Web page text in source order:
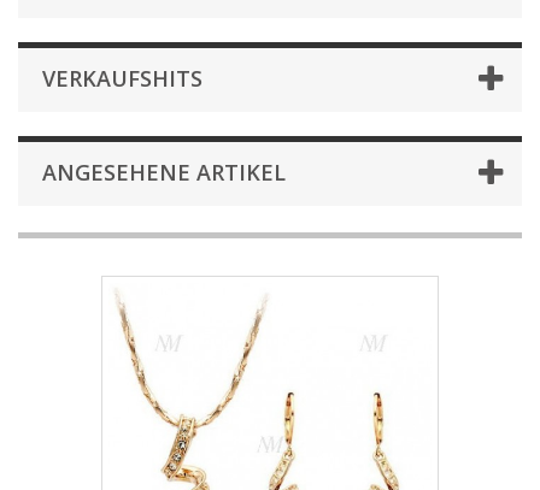
VERKAUFSHITS
ANGESEHENE ARTIKEL